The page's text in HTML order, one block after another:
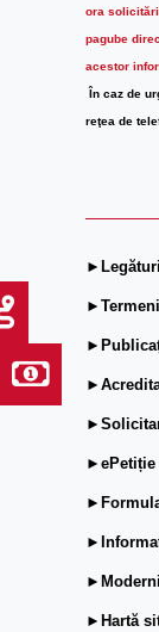
ora
pagube
acestor
În caz de
reţea de
►ePetiție
►Hartă